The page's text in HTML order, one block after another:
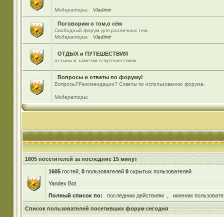
Модераторы: Vladimir
Поговорим о том,о сём
Свободный форум для различных тем.
Модераторы:
Vladimir
ОТДЫХ и ПУТЕШЕСТВИЯ
отзывы и заметки о путешествиях.
Вопросы и ответы по форуму!
Вопросы?Рекомендации? Советы по использованию форума.
Модераторы:
1605 посетителей за последние 15 минут
1605гостей, 0пользователей 0скрытых пользователей
Yandex Bot
Полный список по:
последним действиям именам
Список пользователей посетивших форум сегодня